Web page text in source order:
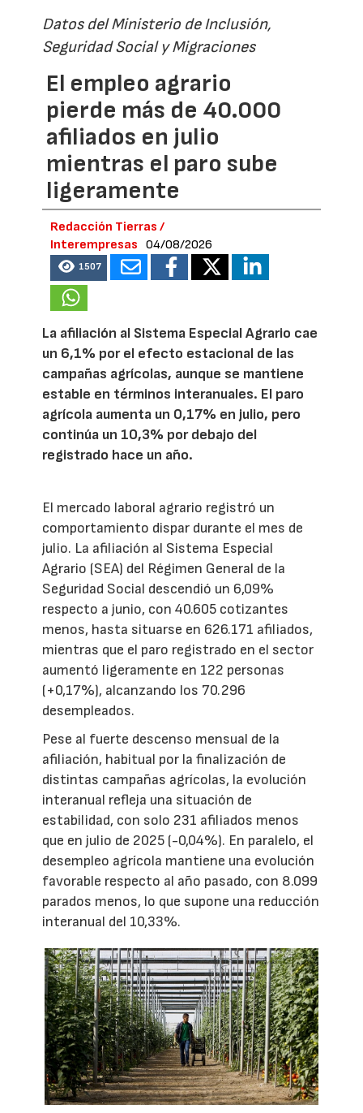
Datos del Ministerio de Inclusión,
Seguridad Social y Migraciones
El empleo agrario
pierde más de 40.000
afiliados en julio
mientras el paro sube
ligeramente
Redacción Tierras /
Interempresas
04/08/2026
1507
La afiliación al Sistema Especial Agrario cae
un 6,1% por el efecto estacional de las
campañas agrícolas, aunque se mantiene
estable en términos interanuales. El paro
agrícola aumenta un 0,17% en julio, pero
continúa un 10,3% por debajo del
registrado hace un año.
El mercado laboral agrario registró un
comportamiento dispar durante el mes de
julio. La afiliación al Sistema Especial
Agrario (SEA) del Régimen General de la
Seguridad Social descendió un 6,09%
respecto a junio, con 40.605 cotizantes
menos, hasta situarse en 626.171 afiliados,
mientras que el paro registrado en el sector
aumentó ligeramente en 122 personas
(+0,17%), alcanzando los 70.296
desempleados.
Pese al fuerte descenso mensual de la
afiliación, habitual por la finalización de
distintas campañas agrícolas, la evolución
interanual refleja una situación de
estabilidad, con solo 231 afiliados menos
que en julio de 2025 (-0,04%). En paralelo, el
desempleo agrícola mantiene una evolución
favorable respecto al año pasado, con 8.099
parados menos, lo que supone una reducción
interanual del 10,33%.